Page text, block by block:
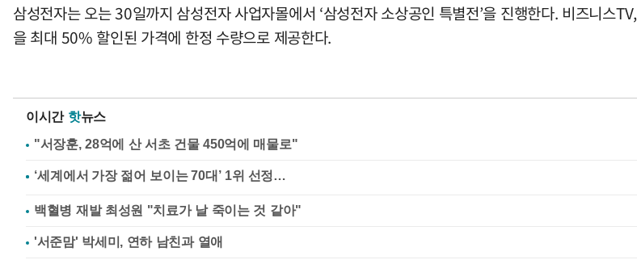
삼성전자는 오는 30일까지 삼성전자 사업자몰에서 ‘삼성전자 소상공인 특별전’을 진행한다. 비즈니스
을 최대 50% 할인된 가격에 한정 수량으로 제공한다.
이시간 핫뉴스
"서장훈, 28억에 산 서초 건물 450억에 매물로"
백혈병 재발 최성원 "치료가 날 죽이는 것 같아"
'서준맘' 박세미, 연하 남친과 열애